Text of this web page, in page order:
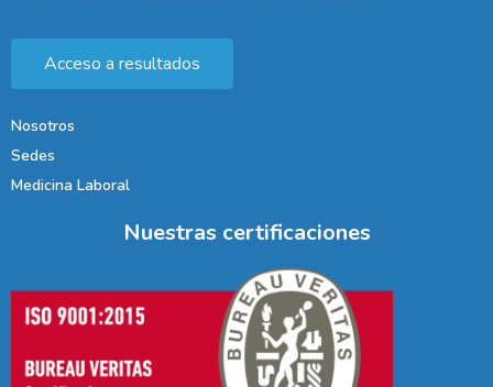
Acceso a resultados
Nosotros
Sedes
Medicina Laboral
Nuestras certificaciones